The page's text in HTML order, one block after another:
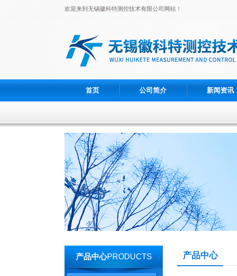
欢迎来到无锡徽科特测控技术有限公司网站！
首页 公司简介 新闻资讯
产品中心PRODUCTS 产品中心